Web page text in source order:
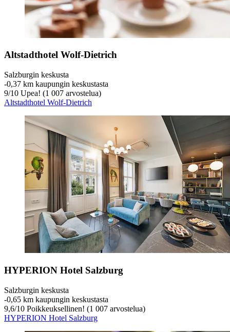
Altstadthotel Wolf-Dietrich
Salzburgin keskusta
‐0,37 km kaupungin keskustasta
9/10 Upea! (1 007 arvostelua)
Altstadthotel Wolf-Dietrich
HYPERION Hotel Salzburg
Salzburgin keskusta
‐0,65 km kaupungin keskustasta
9,6/10 Poikkeuksellinen! (1 007 arvostelua)
HYPERION Hotel Salzburg